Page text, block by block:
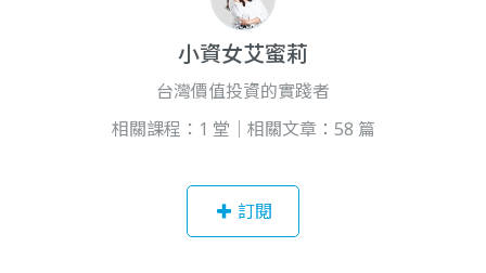
小資女艾蜜莉
台灣價值投資的實踐者
相關課程：1 堂｜相關文章：58 篇
訂閱